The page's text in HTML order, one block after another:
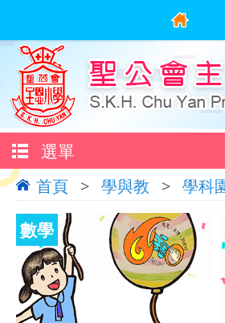
選單
首頁 > 學與教 > 學科
數學